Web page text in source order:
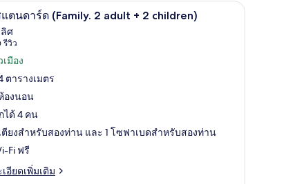
าร์ด,
วยการเคลื่อนไหว | เครื่องนอนป้องกันสารก่อภูมิแพ้, ตู้นิรภัยในห้องพัก, ผ้า
ย
ด
ดาร์ด
เครื่องนอนป้องกันสารก่อภูมิแพ้, ตู้นิรภัยในห้อ
ตนดาร์ด (Family. 2 adult + 2 children)
ก 10
ลิศ
รีวิว
ว)
เมือง
ตารางเมตร
องนอน
ได้ 4 คน
ตียงสำหรับสองท่าน และ 1 โซฟาเบดสำหรับสองท่าน
Fi ฟรี
อียดเพิ่มเติม